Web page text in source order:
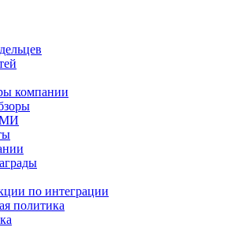
компании
по интеграции
политика